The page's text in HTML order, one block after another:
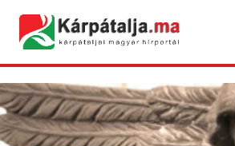
content